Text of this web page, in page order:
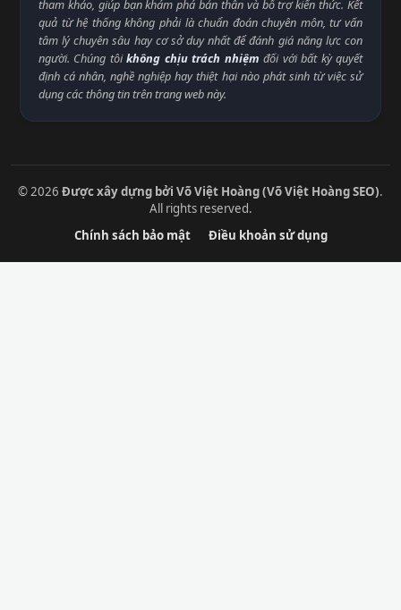
tham khảo, giúp bạn khám phá bản thân và bổ trợ kiến thức. Kết
quả từ hệ thống không phải là chuẩn đoán chuyên môn, tư vấn
tâm lý chuyên sâu hay cơ sở duy nhất để đánh giá năng lực con
người. Chúng tôikhông chịu trách nhiệm đối với bất kỳ quyết
định cá nhân, nghề nghiệp hay thiệt hại nào phát sinh từ việc sử
dụng các thông tin trên trang web này.
© 2026 Được xây dựng bởi Võ Việt Hoàng (Võ Việt Hoàng SEO).
All rights reserved.
Chính sách bảo mật
Điều khoản sử dụng